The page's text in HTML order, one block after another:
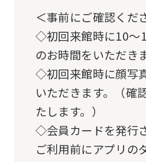
＜事前にご確認くだ
◇初回来館時に10～
のお時間をいただき
◇初回来館時に顔写
いただきます。（確
たします。）
◇会員カードを発行
ご利用前にアプリの
be
an